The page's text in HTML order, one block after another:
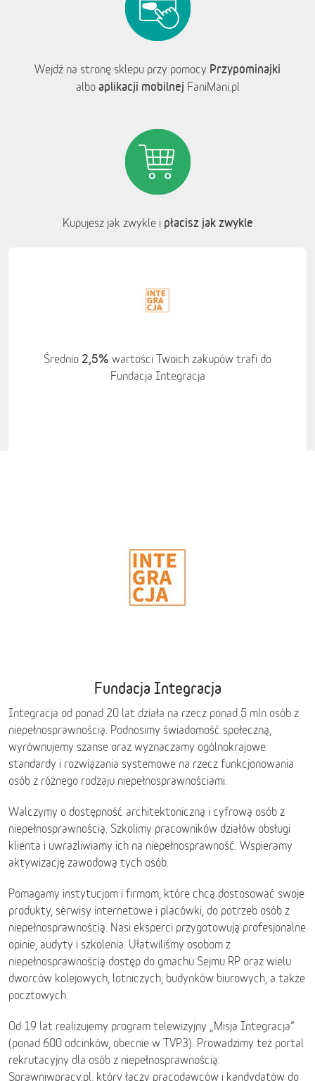
Wejdź na stronę sklepu przy pomocy Przypominajki
albo aplikacji mobilnej FaniMani.pl
Kupujesz jak zwykle i płacisz jak zwykle
Średnio 2,5% wartości Twoich zakupów trafi do
Fundacja Integracja
Fundacja Integracja
Integracja od ponad 20 lat działa na rzecz ponad 5 mln osób z
niepełnosprawnością. Podnosimy świadomość społeczną,
wyrównujemy szanse oraz wyznaczamy ogólnokrajowe
standardy i rozwiązania systemowe na rzecz funkcjonowania
osób z różnego rodzaju niepełnosprawnościami.
Walczymy o dostępność architektoniczną i cyfrową osób z
niepełnosprawnością. Szkolimy pracowników działów obsługi
klienta i uwrażliwiamy ich na niepełnosprawność. Wspieramy
aktywizację zawodową tych osób.
Pomagamy instytucjom i firmom, które chcą dostosować swoje
produkty, serwisy internetowe i placówki, do potrzeb osób z
niepełnosprawnością. Nasi eksperci przygotowują profesjonalne
opinie, audyty i szkolenia. Ułatwiliśmy osobom z
niepełnosprawnością dostęp do gmachu Sejmu RP oraz wielu
dworców kolejowych, lotniczych, budynków biurowych, a także
pocztowych.
Od 19 lat realizujemy program telewizyjny „Misja Integracja”
(ponad 600 odcinków, obecnie w TVP3). Prowadzimy też portal
rekrutacyjny dla osób z niepełnosprawnością:
Sprawniwpracy.pl, który łączy pracodawców i kandydatów do